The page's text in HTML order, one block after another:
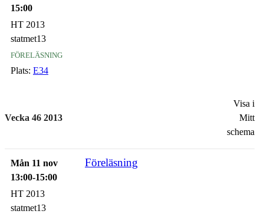
15:00
HT 2013
statmet13
föreläsning
Plats: E34
Vecka 46 2013
Visa i
Mitt
schema
Mån 11 nov
13:00-15:00
Föreläsning
HT 2013
statmet13